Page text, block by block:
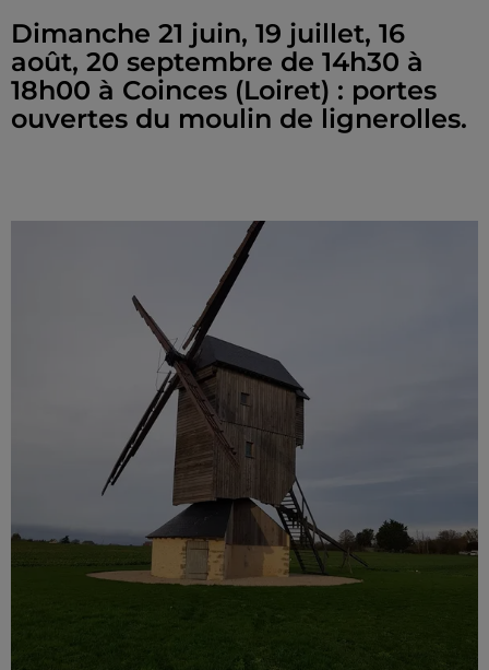
Dimanche 21 juin, 19 juillet, 16
août, 20 septembre de 14h30 à
18h00 à Coinces (Loiret) : portes
ouvertes du moulin de lignerolles.